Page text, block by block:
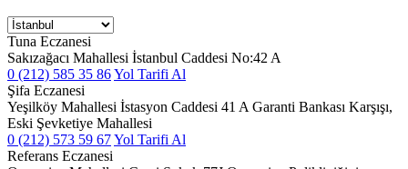
Tuna Eczanesi
Sakızağacı Mahallesi İstanbul Caddesi No:42 A
0 (212) 585 35 86Yol Tarifi Al
Şifa Eczanesi
Yeşilköy Mahallesi İstasyon Caddesi 41 A Garanti Bankası Karşışı,
Eski Şevketiye Mahallesi
0 (212) 573 59 67Yol Tarifi Al
Referans Eczanesi